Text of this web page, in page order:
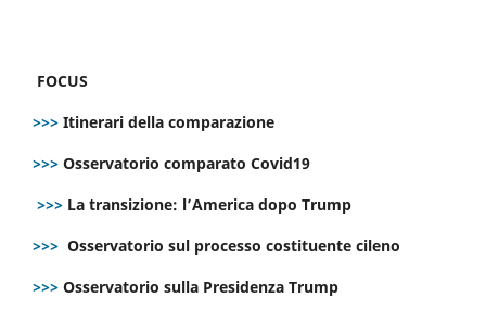
FOCUS
>>> Itinerari della comparazione
>>> Osservatorio comparato Covid19
>>> La transizione: l’America dopo Trump
>>> Osservatorio sul processo costituente cileno
>>> Osservatorio sulla Presidenza Trump